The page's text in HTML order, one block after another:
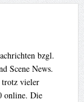
bzgl.
Scene News.
trotz vieler
online. Die